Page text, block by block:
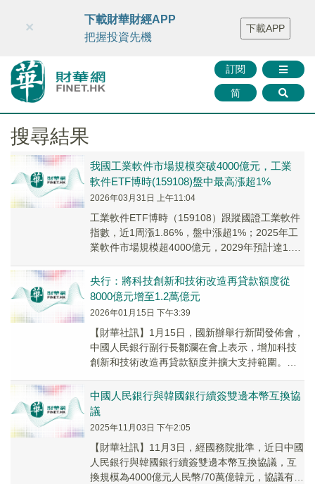
財華智庫網 FINTV FINMETA 財華證券 媒體矩陣
智庫沙龍
聯絡我們
訂閱
简
×
下載財華財經APP
把握投資先機
下載APP
搜尋結果
我國工業軟件市場規模突破4000億元，工業
軟件ETF博時(159108)盤中最高漲超1%
2026年03月31日 上午11:04
工業軟件ETF博時（159108）跟蹤國證工業軟件
指數，近1周漲1.86%，盤中漲超1%；2025年工
業軟件市場規模超4000億元，2029年預計達1.2
央行：將科技創新和技術改造再貸款額度從
8000億元增至1.2萬億元
2026年01月15日 下午3:39
【財華社訊】1月15日，國新辦舉行新聞發佈會，
中國人民銀行副行長鄒瀾在會上表示，增加科技
創新和技術改造再貸款額度并擴大支持範圍。將
加...
中國人民銀行與韓國銀行續簽雙邊本幣互換協
議
2025年11月03日 下午2:05
【財華社訊】11月3日，經國務院批準，近日中國
人民銀行與韓國銀行續簽雙邊本幣互換協議，互
換規模為4000億元人民幣/70萬億韓元，協議有效